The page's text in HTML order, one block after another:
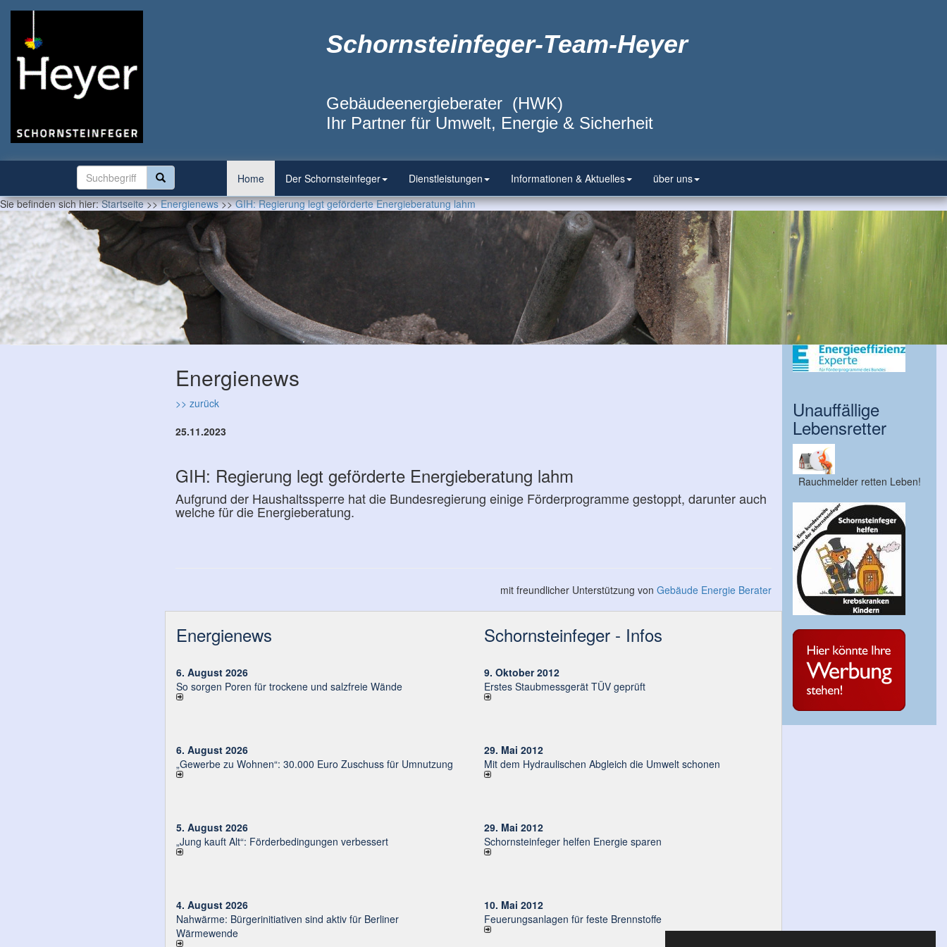
Schornsteinfeger-Team-Heyer
Gebäudeenergieberater (HWK)
Ihr Partner für Umwelt, Energie & Sicherheit
Home Der Schornsteinfeger Dienstleistungen Informationen & Aktuelles
über uns
Sie befinden sich hier:Startseite>>Energienews>>GIH: Regierung legt geförderte Energieberatung lahm
Energienews
>> zurück
25.11.2023
GIH: Regierung legt geförderte Energieberatung lahm
Aufgrund der Haushaltssperre hat die Bundesregierung einige Förderprogramme gestoppt, darunter auch
welche für die Energieberatung.
mit freundlicher Unterstützung von Gebäude Energie Berater
Energienews
6. August 2026
So sorgen Poren für trockene und salzfreie Wände
6. August 2026
„Gewerbe zu Wohnen“: 30.000 Euro Zu­schuss für Um­nut­zung
5. August 2026
„Jung kauft Alt“: Förder­be­din­gun­gen ver­bessert
4. August 2026
Nahwärme: Bürger­ini­tia­ti­ven sind aktiv für Ber­li­ner
Wärmewende
Schornsteinfeger - Infos
9. Oktober 2012
Erstes Staubmessgerät TÜV geprüft
29. Mai 2012
Mit dem Hydraulischen Abgleich die Umwelt schonen
29. Mai 2012
Schornsteinfeger helfen Energie sparen
10. Mai 2012
Feuerungsanlagen für feste Brennstoffe
Unauffällige
Lebensretter
Rauchmelder retten Leben!